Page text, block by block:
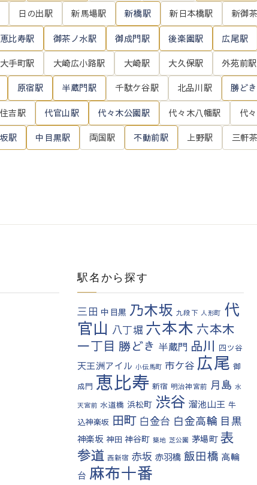
日の出駅 新馬場駅 新橋駅 新日本橋駅 新御
恵比寿駅 御茶ノ水駅 御成門駅 後楽園駅 広尾駅
大手町駅 大崎広小路駅 大崎駅 大久保駅 外苑前駅
原宿駅 半蔵門駅 千駄ケ谷駅 北品川駅 勝ど
住吉駅 代官山駅 代々木公園駅 代々木八幡駅 代
駅 中目黒駅 両国駅 不動前駅 上野駅 三軒
駅名から探す
三田 中目黒 乃木坂 九段下 人形町 代
官山 八丁堀 六本木 六本木
一丁目 勝どき 半蔵門 品川 四ツ谷
天王洲アイル 小伝馬町 市ケ谷 広尾 御
成門 恵比寿 新宿 明治神宮前 月島 水
天宮前 水道橋 浜松町 渋谷 溜池山王 牛
込神楽坂 田町 白金台 白金高輪 目黒
神楽坂 神田 神谷町 築地 芝公園 茅場町 表
参道 西新宿 赤坂 赤羽橋 飯田橋 高輪
台 麻布十番